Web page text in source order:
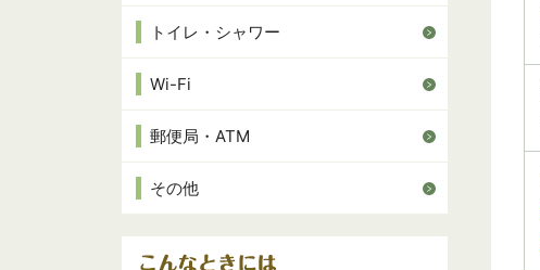
トイレ・シャワー
Wi-Fi
郵便局・ATM
その他